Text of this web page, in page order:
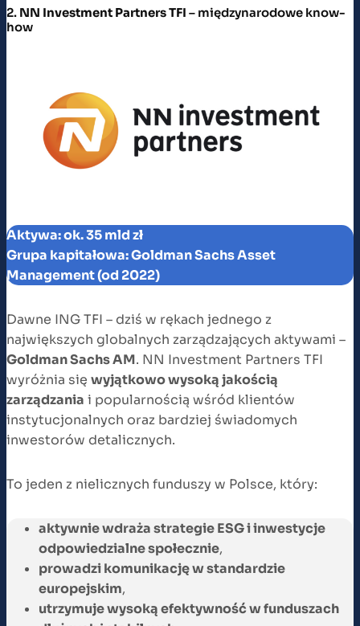
2. NN Investment Partners TFI – międzynarodowe know-
how
Aktywa: ok. 35 mld zł
Grupa kapitałowa: Goldman Sachs Asset
Management (od 2022)
Dawne ING TFI – dziś w rękach jednego z
największych globalnych zarządzających aktywami –
Goldman Sachs AM. NN Investment Partners TFI
wyróżnia się wyjątkowo wysoką jakością
zarządzania i popularnością wśród klientów
instytucjonalnych oraz bardziej świadomych
inwestorów detalicznych.
To jeden z nielicznych funduszy w Polsce, który:
aktywnie wdraża strategie ESG i inwestycje
odpowiedzialne społecznie,
prowadzi komunikację w standardzie
europejskim,
utrzymuje wysoką efektywność w funduszach